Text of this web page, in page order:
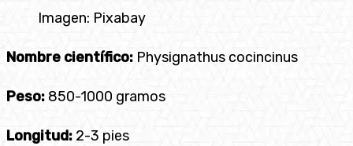
Imagen: Pixabay
Nombre científico: Physignathus cocincinus
Peso: 850-1000 gramos
Longitud: 2-3 pies